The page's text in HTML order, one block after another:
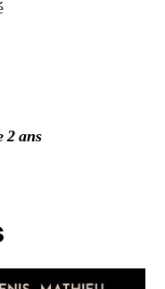
2 ans